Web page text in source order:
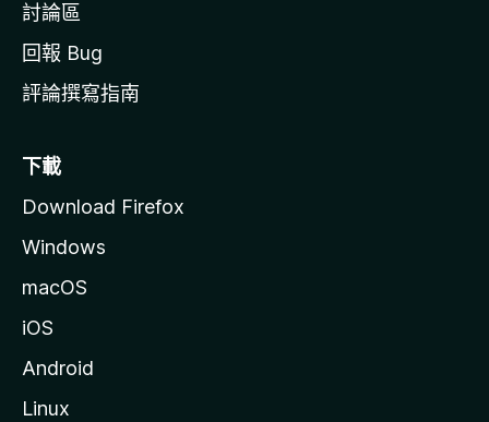
討論區
回報 Bug
評論撰寫指南
下載
Download Firefox
Windows
macOS
iOS
Android
Linux